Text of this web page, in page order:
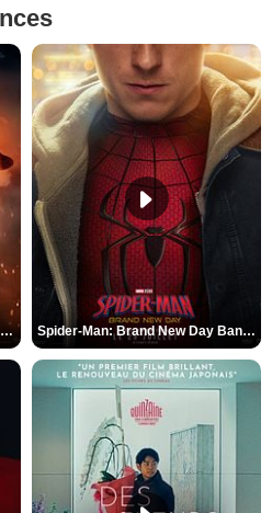
L'Odyssée Bande-annonce VO STFR Spider-Man: Brand New Day Bande-annonce VO STFR